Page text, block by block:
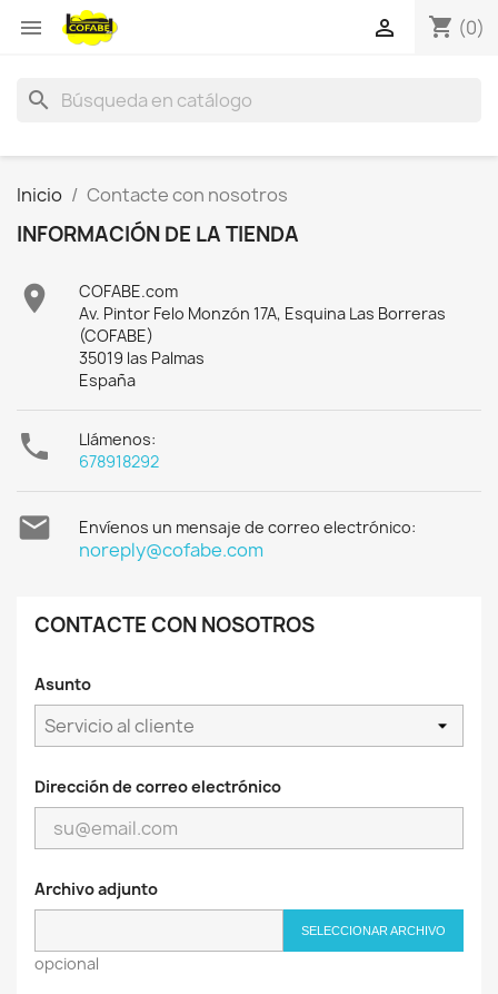
 shopping_cart (0)

search
Inicio Contacte con nosotros
INFORMACIÓN DE LA TIENDA

COFABE.com
Av. Pintor Felo Monzón 17A, Esquina Las Borreras
(COFABE)
35019 las Palmas
España

Llámenos:
678918292
 Envíenos un mensaje de correo electrónico:
noreply@cofabe.com
CONTACTE CON NOSOTROS
Asunto
Dirección de correo electrónico
Archivo adjunto
SELECCIONAR ARCHIVO
opcional